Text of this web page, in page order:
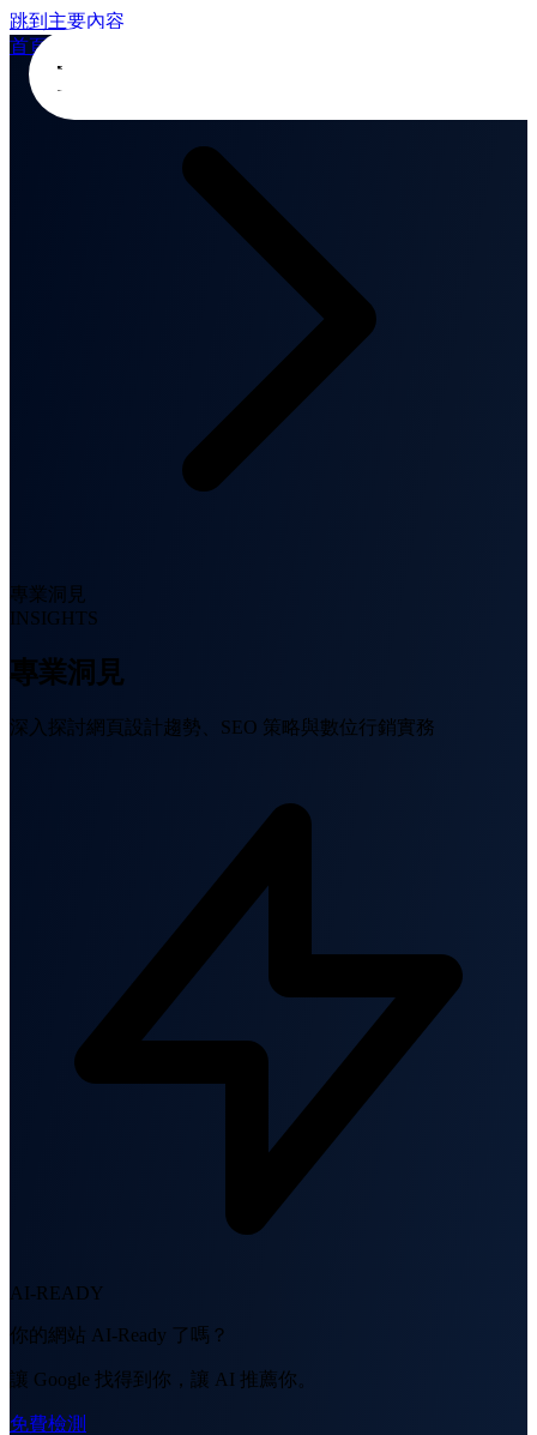
跳到主要內容
首頁
專業洞見
INSIGHTS
專業洞見
深入探討網頁設計趨勢、SEO 策略與數位行銷實務
AI-READY
你的網站 AI-Ready 了嗎？
讓 Google 找得到你，讓 AI 推薦你。
免費檢測